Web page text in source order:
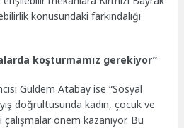
konusundaki farkındalığı
koşturmamız gerekiyor”
Güldem Atabay ise “Sosyal
doğrultusunda kadın, çocuk ve
önem kazanıyor. Bu